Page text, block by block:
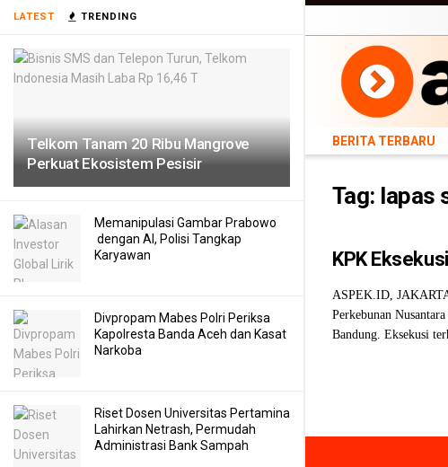
LATEST TRENDING
Telkom Tanam 20 Ribu Mangrove
Perkuat Ekosistem Pesisir
Memanipulasi Gambar Prabowo
dengan AI, Polisi Tangkap
Karyawan
Divpropam Mabes Polri Periksa
Kapolresta Banda Aceh dan Kasat
Narkoba
Riset Dosen Universitas Pertamina
Lahirkan Netrash, Permudah
Administrasi Bank Sampah
BERITA TERBARU
TEKNOLOGI
BERITA TERBARU
Tag: lapas
KPK
ASPEK.ID,
Perkebunan
Bandung. Eksekusi